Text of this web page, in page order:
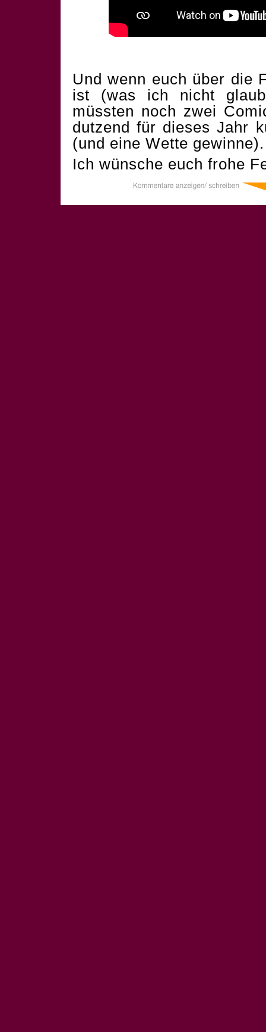
Und wenn euch über die
ist (was ich nicht
müssten noch zwei
dutzend für dieses Jahr
(und eine Wette
Ich wünsche euch frohe